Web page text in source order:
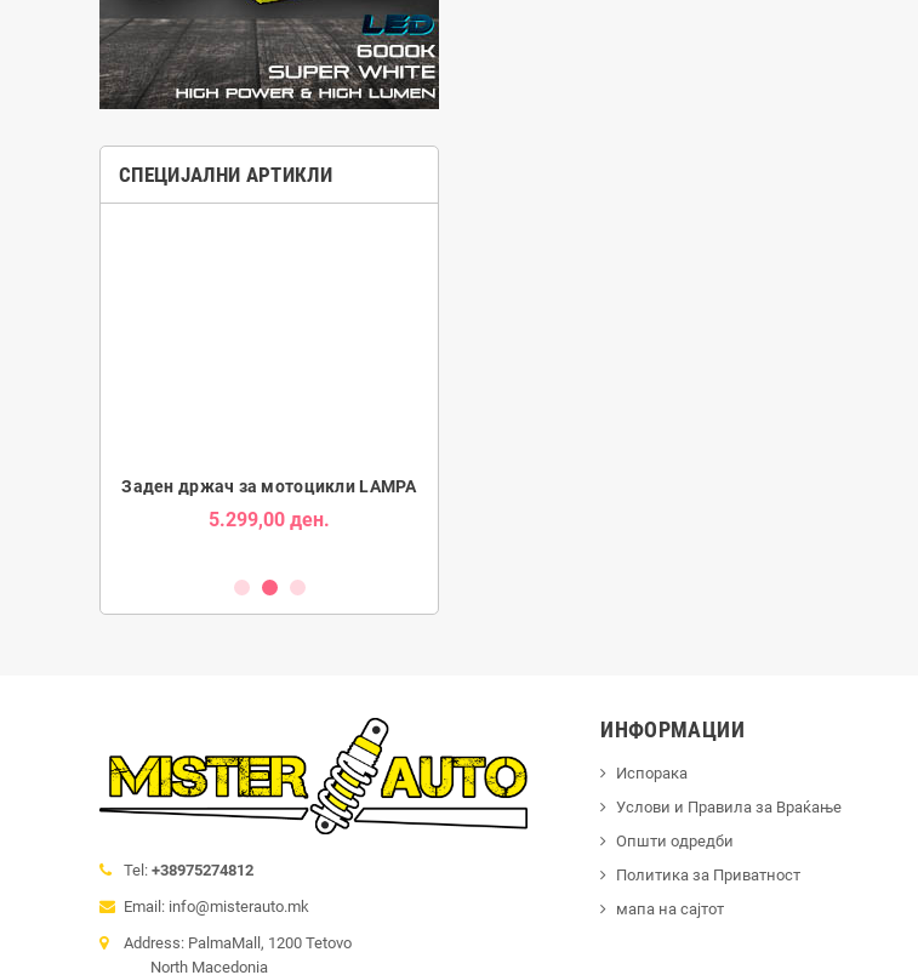
СПЕЦИЈАЛНИ АРТИКЛИ
Заден држач за мотоцикли LAMPA
5.299,00 ден.
Tel: +38975274812
Email: info@misterauto.mk
Address: PalmaMall, 1200 Tetovo
North Macedonia
ИНФОРМАЦИИ
Испорака
Услови и Правила за Враќање
Општи одредби
Политика за Приватност
мапа на сајтот